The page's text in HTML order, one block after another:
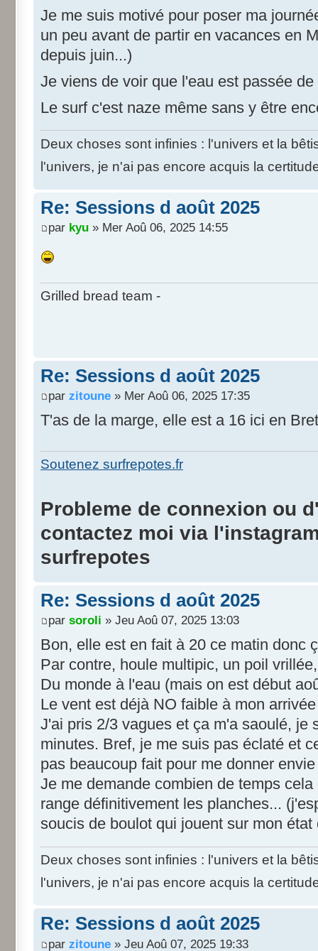
Je me suis motivé pour poser ma
un peu avant de partir en vacances en
depuis juin...)
Je viens de voir que l'eau est passée
Le surf c'est naze même sans y être
Deux choses sont infinies : l'univers et la
l'univers, je n'ai pas encore acquis la
Re: Sessions d août 2025
par kyu » Mer Aoû 06, 2025 14:55
Grilled bread team -
Re: Sessions d août 2025
par zitoune » Mer Aoû 06, 2025 17:35
T'as de la marge, elle est a 16 ici en
Soutenez surfrepotes.fr
Probleme de connexion ou
contactez moi via
surfrepotes
Re: Sessions d août 2025
par soroli » Jeu Aoû 07, 2025 13:03
Bon, elle est en fait à 20 ce matin donc
Par contre, houle multipic, un poil
Du monde à l'eau (mais on est début
Le vent est déjà NO faible à mon
J'ai pris 2/3 vagues et ça m'a saoulé, je
minutes. Bref, je me suis pas éclaté et
pas beaucoup fait pour me donner
Je me demande combien de temps
range définitivement les planches...
soucis de boulot qui jouent sur mon
Deux choses sont infinies : l'univers et la
l'univers, je n'ai pas encore acquis la
Re: Sessions d août 2025
par zitoune » Jeu Aoû 07, 2025 19:33